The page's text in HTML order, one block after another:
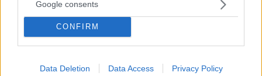
Google consents
CONFIRM
Data Deletion Data Access Privacy Policy
«Κάτι απέσπασε την προσοχή του
οδηγού»: Πραγματογνώμονας
επιχειρεί να ρίξει φως στα αίτια του
δυστυχήματος στις Σέρρες